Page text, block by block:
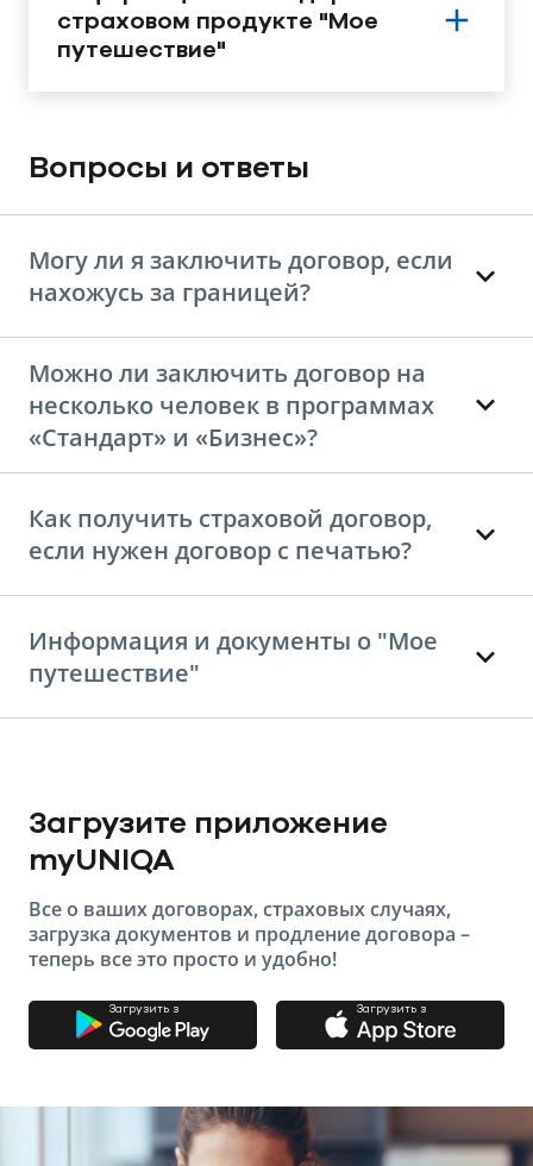
страховом продукте "Мое
путешествие"
Вопросы и ответы
Могу ли я заключить договор, если
нахожусь за границей?
Можно ли заключить договор на
несколько человек в программах
«Стандарт» и «Бизнес»?
Как получить страховой договор,
если нужен договор с печатью?
Информация и документы о "Мое
путешествие"
Загрузите приложение
myUNIQA
Все о ваших договорах, страховых случаях,
загрузка документов и продление договора –
теперь все это просто и удобно!
Загрузить з Загрузить з